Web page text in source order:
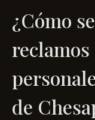
¿Cómo
de